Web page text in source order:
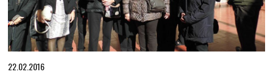
22.02.2016